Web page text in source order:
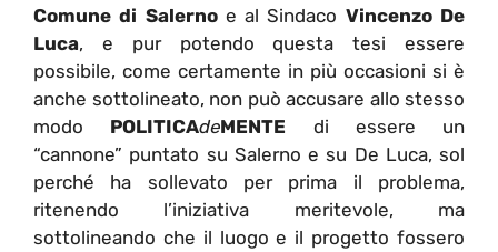
Comune di Salernoe al Sindaco Vincenzo De
Luca, e pur potendo questa tesi essere
possibile, come certamente in più occasioni si è
anche sottolineato, non può accusare allo stesso
modo POLITICAdeMENTE di essere un
“cannone” puntato su Salerno e su De Luca, sol
perché ha sollevato per prima il problema,
ritenendo l’iniziativa meritevole, ma
sottolineando che il luogo e il progetto fossero